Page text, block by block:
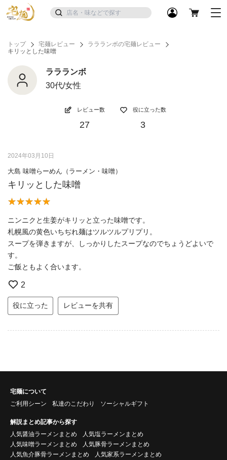
トップ 宅麺レビュー
ララランボの宅麺レビュー
キリッとした味噌
ララランボ
30代/女性
レビュー数
27
役に立った数
3
2024年03月10日
大島 味噌らーめん（ラーメン・味噌）
キリッとした味噌
ニンニクと生姜がキリッと立った味噌です。
札幌風の黄色いちぢれ麺はツルツルプリプリ。
スープを弾きますが、しっかりしたスープなのでちょうどよいで
す。
ご飯ともよく合います。
2
役に立った レビューを共有
宅麺について
ご利用シーン
私達のこだわり ソーシャルギフト
解説まとめ記事から探す
人気醤油ラーメンまとめ
人気塩ラーメンまとめ
人気味噌ラーメンまとめ
人気豚骨ラーメンまとめ
人気魚介豚骨ラーメンまとめ
人気家系ラーメンまとめ